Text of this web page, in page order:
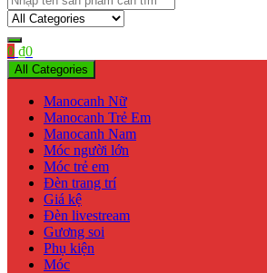
canh xinh
Shop bán manơcanh, phụ kiện mở shop
0 ₫0
All Categories
Manocanh Nữ
Manocanh Trẻ Em
Manocanh Nam
Móc người lớn
Móc trẻ em
Đèn trang trí
Giá kệ
Đèn livestream
Gương soi
Phụ kiện
Móc